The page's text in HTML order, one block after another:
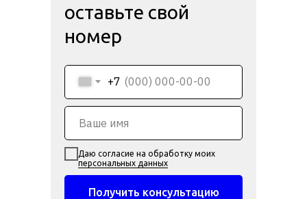
оставьте свой
номер
+7
Даю согласие на обработку моих
персональных данных
Получить консультацию